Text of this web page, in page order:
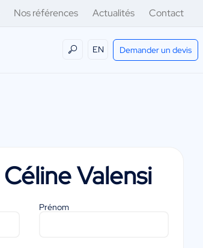
Nos références Actualités Contact
EN Demander un devis
Céline Valensi
Prénom